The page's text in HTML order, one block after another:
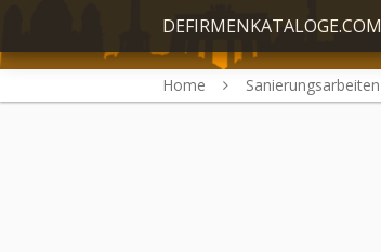
DEFIRMENKATALOGE.COM
Home Sanierungsarbeiten